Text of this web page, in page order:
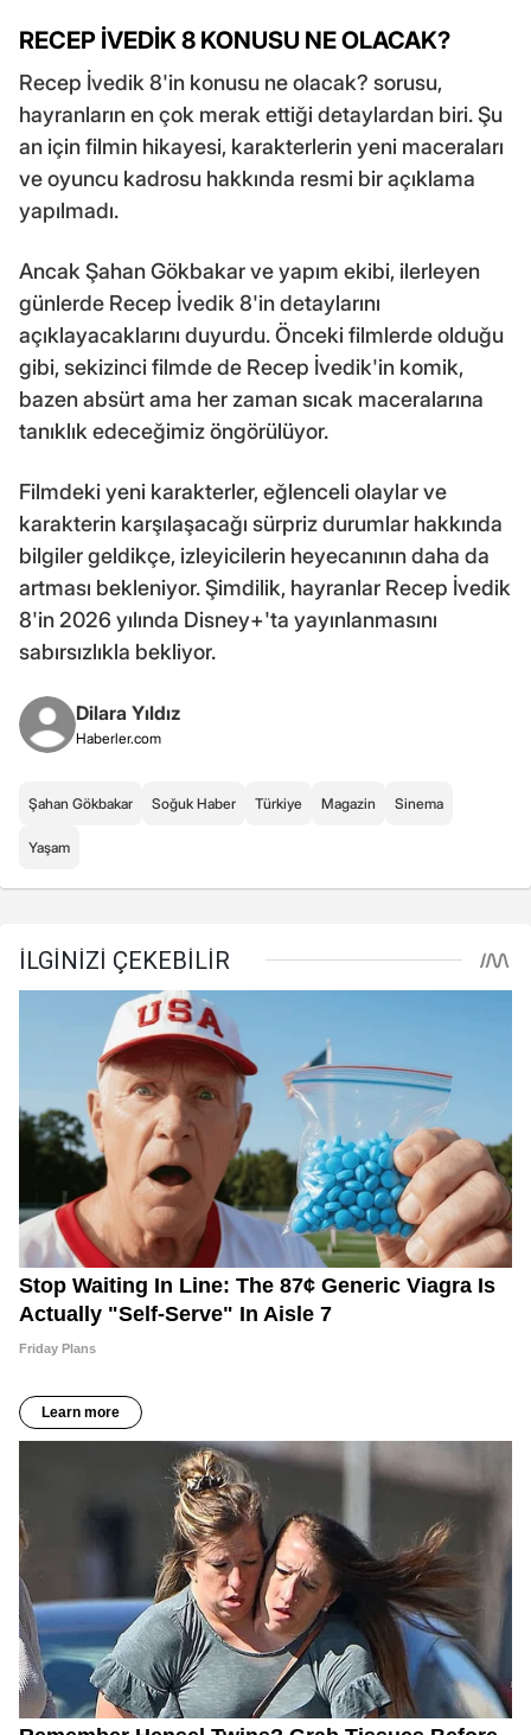
RECEP İVEDİK 8 KONUSU NE OLACAK?
Recep İvedik 8'in konusu ne olacak? sorusu,
hayranların en çok merak ettiği detaylardan biri. Şu
an için filmin hikayesi, karakterlerin yeni maceraları
ve oyuncu kadrosu hakkında resmi bir açıklama
yapılmadı.
Ancak Şahan Gökbakar ve yapım ekibi, ilerleyen
günlerde Recep İvedik 8'in detaylarını
açıklayacaklarını duyurdu. Önceki filmlerde olduğu
gibi, sekizinci filmde de Recep İvedik'in komik,
bazen absürt ama her zaman sıcak maceralarına
tanıklık edeceğimiz öngörülüyor.
Filmdeki yeni karakterler, eğlenceli olaylar ve
karakterin karşılaşacağı sürpriz durumlar hakkında
bilgiler geldikçe, izleyicilerin heyecanının daha da
artması bekleniyor. Şimdilik, hayranlar Recep İvedik
8'in 2026 yılında Disney+'ta yayınlanmasını
sabırsızlıkla bekliyor.
Dilara Yıldız
Haberler.com
Şahan Gökbakar Soğuk Haber Türkiye Magazin Sinema
Yaşam